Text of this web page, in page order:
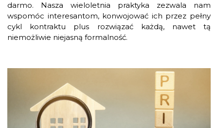
darmo. Nasza wieloletnia praktyka zezwala nam
wspomóc interesantom, konwojować ich przez pełny
cykl kontraktu plus rozwiązać każdą, nawet tą
niemożliwie niejasną formalność.